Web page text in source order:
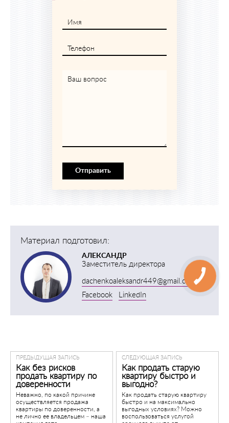
Имя
Телефон
Ваш вопрос
Отправить
Материал подготовил:
АЛЕКСАНДР
Заместитель директора
dachenkoaleksandr449@gmail.com
Facebook
LinkedIn
ПРЕДЫДУЩАЯ ЗАПИСЬ
Как без рисков
продать квартиру по
доверенности
Неважно, по какой причине
осуществляется продажа
квартиры по доверенности, а
не лично ее владельцем – наша
СЛЕДУЮЩАЯ ЗАПИСЬ
Как продать старую
квартиру быстро и
выгодно?
Как продать старую квартиру
быстро и на максимально
выгодных условиях? Можно
воспользоваться услугой